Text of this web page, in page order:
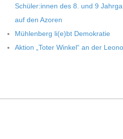
Schüler:innen des 8. und 9
auf den Azoren
Müh­len­berg li(e)bt Demokratie
Aktion „Toter Win­kel“ an der